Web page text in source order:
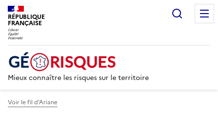
RÉPUBLIQUE
FRANÇAISE
Mieux connaître les risques sur le territoire
Voir le fil d’Ariane